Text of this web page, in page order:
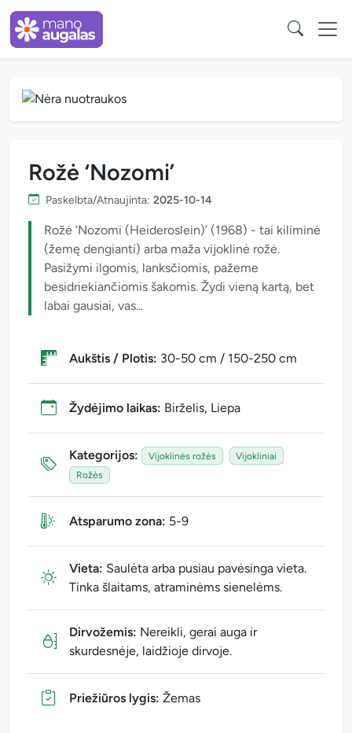
Rožė ‘Nozomi’
Paskelbta/Atnaujinta: 2025-10-14
Rožė ‘Nozomi (Heideroslein)’ (1968) - tai kiliminė
(žemę dengianti) arba maža vijoklinė rožė.
Pasižymi ilgomis, lanksčiomis, pažeme
besidriekiančiomis šakomis. Žydi vieną kartą, bet
labai gausiai, vas...
Aukštis / Plotis: 30-50 cm / 150-250 cm
Žydėjimo laikas: Birželis, Liepa
Kategorijos: Vijoklinės rožės
Vijokliniai
Rožės
Atsparumo zona: 5-9
Vieta: Saulėta arba pusiau pavėsinga vieta.
Tinka šlaitams, atraminėms sienelėms.
Dirvožemis: Nereikli, gerai auga ir
skurdesnėje, laidžioje dirvoje.
Priežiūros lygis: Žemas